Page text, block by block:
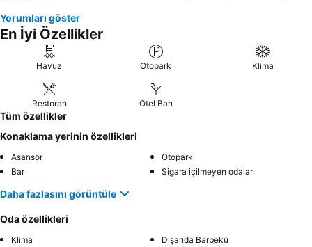
Yorumları göster
En İyi Özellikler
Havuz Otopark Klima
Restoran Otel Barı
Tüm özellikler
Konaklama yerinin özellikleri
Asansör
Otopark
Bar
Sigara içilmeyen odalar
Daha fazlasını görüntüle
Oda özellikleri
Klima Dışarıda Barbekü